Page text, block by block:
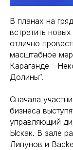
В планах на
встретить
отлично
масштабное
Караганде -
Долины”.
Сначала
бизнеса
управляющий
Ыскак. В зале
Липунов и